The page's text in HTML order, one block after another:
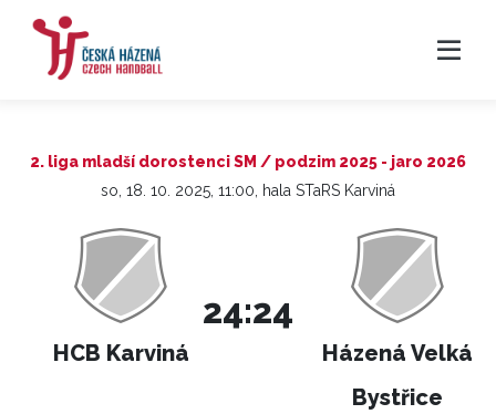
2. liga mladší dorostenci SM / podzim 2025 - jaro 2026
so, 18. 10. 2025, 11:00, hala STaRS Karviná
HCB Karviná
24:24
Házená Velká
Bystřice